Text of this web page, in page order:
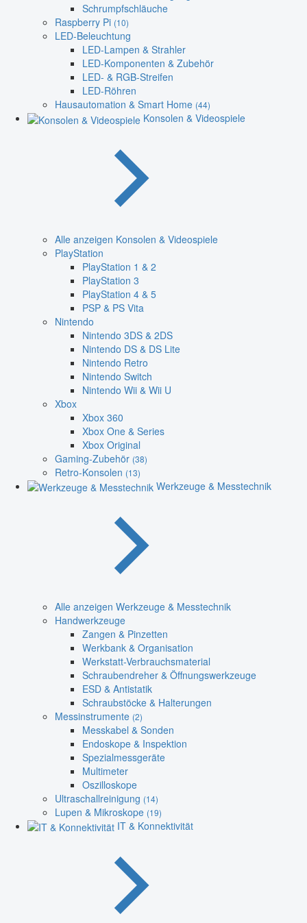
Schrumpfschläuche
Raspberry Pi (10)
LED-Beleuchtung
LED-Lampen & Strahler
LED-Komponenten & Zubehör
LED- & RGB-Streifen
LED-Röhren
Hausautomation & Smart Home (44)
Konsolen & Videospiele
Alle anzeigen Konsolen & Videospiele
PlayStation
PlayStation 1 & 2
PlayStation 3
PlayStation 4 & 5
PSP & PS Vita
Nintendo
Nintendo 3DS & 2DS
Nintendo DS & DS Lite
Nintendo Retro
Nintendo Switch
Nintendo Wii & Wii U
Xbox
Xbox 360
Xbox One & Series
Xbox Original
Gaming-Zubehör (38)
Retro-Konsolen (13)
Werkzeuge & Messtechnik
Alle anzeigen Werkzeuge & Messtechnik
Handwerkzeuge
Zangen & Pinzetten
Werkbank & Organisation
Werkstatt-Verbrauchsmaterial
Schraubendreher & Öffnungswerkzeuge
ESD & Antistatik
Schraubstöcke & Halterungen
Messinstrumente (2)
Messkabel & Sonden
Endoskope & Inspektion
Spezialmessgeräte
Multimeter
Oszilloskope
Ultraschallreinigung (14)
Lupen & Mikroskope (19)
IT & Konnektivität